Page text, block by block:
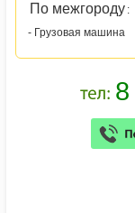
По межгороду :
- Грузовая машина